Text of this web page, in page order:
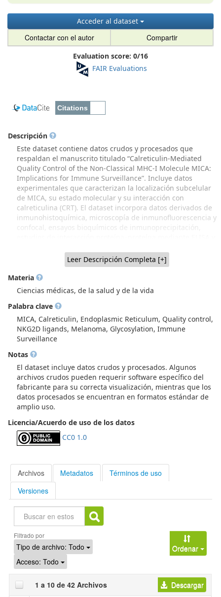
Acceder al dataset
Contactar con el autor Compartir
Evaluation score: 0/16
FAIR Evaluations
Descripción
Este dataset contiene datos crudos y procesados que
respaldan el manuscrito titulado “Calreticulin-Mediated
Quality Control of the Non-Classical MHC-I Molecule MICA:
Implications for Immune Surveillance”. Incluye datos
experimentales que caracterizan la localización subcelular
de MICA, su estado molecular y su interacción con
calreticulina (CRT). El dataset incorpora datos derivados de
inmunohistoquímica, microscopía de inmunofluorescencia y
confocal, ensayos bioquímicos de inmunoprecipitación,
computacionales de modelamiento estructural. Los datos
corresponden a experimentos realizados en líneas celulares
de melanoma, tejidos cutáneos humanos sanos y sistemas
de expresión recombinante, e incluyen archivos de
adquisición (cuando corresponde), tablas de resultados y
datos procesados utilizados para generar las figuras y
conclusiones del estudio.
Leer Descripción Completa [+]
Materia
Ciencias médicas, de la salud y de la vida
Palabra clave
MICA, Calreticulin, Endoplasmic Reticulum, Quality control,
NKG2D ligands, Melanoma, Glycosylation, Immune
Surveillance
Notas
El dataset incluye datos crudos y procesados. Algunos
archivos crudos pueden requerir software específico del
fabricante para su correcta visualización, mientras que los
datos procesados se encuentran en formatos estándar de
amplio uso.
Licencia/Acuerdo de uso de los datos
CC0 1.0
Archivos Metadatos
Términos de uso
Versiones
Buscar
Filtrado por
Tipo de archivo: Todo
Acceso: Todo
Ordenar
1 a 10 de 42 Archivos
Descargar